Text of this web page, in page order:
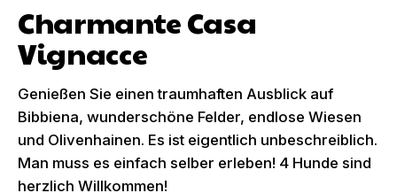
Charmante Casa
Vignacce
Genießen Sie einen traumhaften Ausblick auf
Bibbiena, wunderschöne Felder, endlose Wiesen
und Olivenhainen. Es ist eigentlich unbeschreiblich.
Man muss es einfach selber erleben! 4 Hunde sind
herzlich Willkommen!